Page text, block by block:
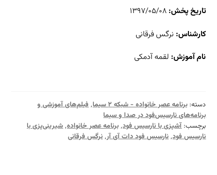
تاریخ پخش:
کارشناس: نرگس فرقانی
نام آموزش: لقمه آدمکی
دسته:برنامه عصر خانواده - شبکه ۲ سیما ٬فیلم‌های آموزشی و
برنامه‌های نارسیس‌فود در صدا و سیما
برچسب:آشپزی با نارسیس فود٬برنامه عصر خانواده٬شیرینی‌پزی با
نارسیس فود٬نارسیس فود دات آی آر٬نرگس فرقانی